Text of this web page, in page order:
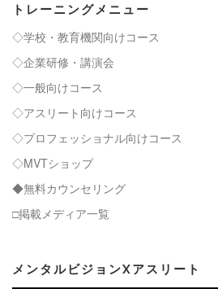
トレーニングメニュー
◇学校・教育機関向けコース
◇企業研修・講演会
◇一般向けコース
◇アスリート向けコース
◇プロフェッショナル向けコース
◇MVTショップ
◆無料カウンセリング
□掲載メディア一覧
メンタルビジョンXアスリート